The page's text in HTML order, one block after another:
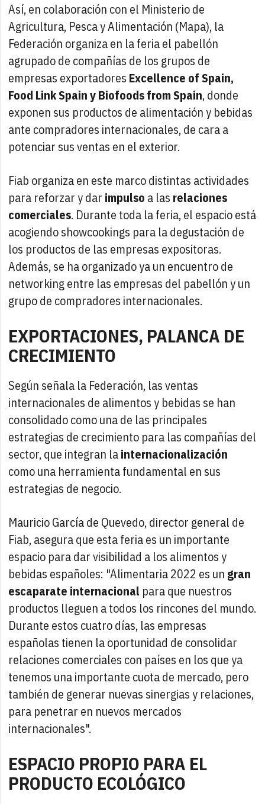
Así, en colaboración con el Ministerio de
Agricultura, Pesca y Alimentación (Mapa), la
Federación organiza en la feria el pabellón
agrupado de compañías de los grupos de
empresas exportadores Excellence of Spain,
Food Link Spain y Biofoods from Spain, donde
exponen sus productos de alimentación y bebidas
ante compradores internacionales, de cara a
potenciar sus ventas en el exterior.
Fiab organiza en este marco distintas actividades
para reforzar y dar impulso a las relaciones
comerciales. Durante toda la feria, el espacio está
acogiendo showcookings para la degustación de
los productos de las empresas expositoras.
Además, se ha organizado ya un encuentro de
networking entre las empresas del pabellón y un
grupo de compradores internacionales.
EXPORTACIONES, PALANCA DE
CRECIMIENTO
Según señala la Federación, las ventas
internacionales de alimentos y bebidas se han
consolidado como una de las principales
estrategias de crecimiento para las compañías del
sector, que integran lainternacionalización
como una herramienta fundamental en sus
estrategias de negocio.
Mauricio García de Quevedo, director general de
Fiab, asegura que esta feria es un importante
espacio para dar visibilidad a los alimentos y
bebidas españoles: "Alimentaria 2022 es un gran
escaparate internacional para que nuestros
productos lleguen a todos los rincones del mundo.
Durante estos cuatro días, las empresas
españolas tienen la oportunidad de consolidar
relaciones comerciales con países en los que ya
tenemos una importante cuota de mercado, pero
también de generar nuevas sinergias y relaciones,
para penetrar en nuevos mercados
internacionales".
ESPACIO PROPIO PARA EL
PRODUCTO ECOLÓGICO